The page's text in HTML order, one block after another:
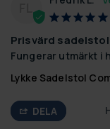
Prisvärd sadelstol
Fungerar utmärkt i
Lykke Sadelstol
DELA